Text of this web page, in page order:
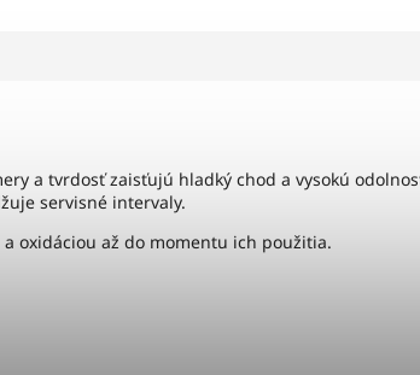
a tvrdosť zaisťujú hladký chod a vysokú
servisné intervaly.
oxidáciou až do momentu ich použitia.